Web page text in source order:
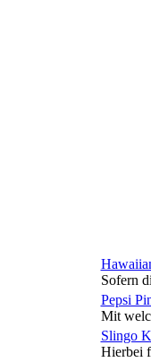
Sofern
Pepsi
Mit
Slingo
Hierbei